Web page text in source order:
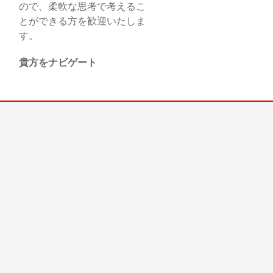
ので、柔軟な思考で考えるこ
とができる方を歓迎いたしま
す。
貴方をナビゲート